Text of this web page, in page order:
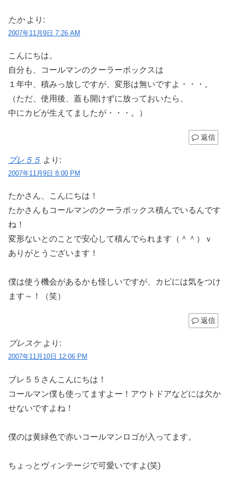
たか より:
2007年11月9日 7:26 AM
こんにちは。
自分も、コールマンのクーラーボックスは
１年中、積みっ放しですが、変形は無いですよ・・・。
（ただ、使用後、蓋も開けずに放っておいたら、
中にカビが生えてましたが・・・。）
返信
ブレ５５ より:
2007年11月9日 8:00 PM
たかさん、こんにちは！
たかさんもコールマンのクーラボックス積んでいるんです
ね！
変形ないとのことで安心して積んでられます（＾＾）ｖ
ありがとうございます！
僕は使う機会があるかも怪しいですが、カビには気をつけ
ます～！（笑）
返信
ブレスケ より:
2007年11月10日 12:06 PM
ブレ５５さんこんにちは！
コールマン僕も使ってますよー！アウトドアなどには欠か
せないですよね！
僕のは黄緑色で赤いコールマンロゴが入ってます。
ちょっとヴィンテージで可愛いですよ(笑)